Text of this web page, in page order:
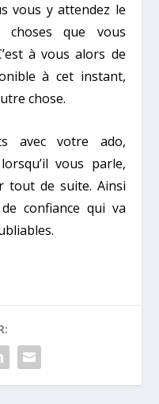
vous y attendez le
que vous
à vous alors de
à cet instant,
chose.
avec votre ado,
vous parle,
tout de suite. Ainsi
confiance qui va